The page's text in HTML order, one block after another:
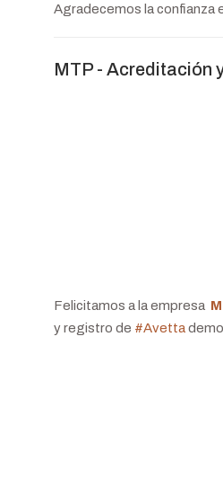
Agradecemos la confianza
MTP - Acreditación
Felicitamos a la empresa
y registro de #Avetta